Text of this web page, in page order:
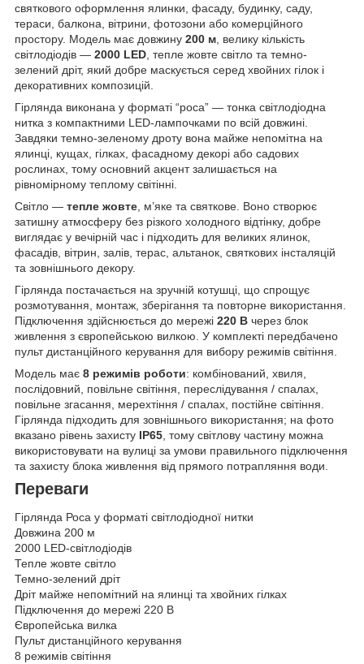
святкового оформлення ялинки, фасаду, будинку, саду,
тераси, балкона, вітрини, фотозони або комерційного
простору. Модель має довжину 200 м , велику кількість
світлодіодів — 2000 LED , тепле жовте світло та темно-
зелений дріт, який добре маскується серед хвойних гілок і
декоративних композицій.
Гірлянда виконана у форматі “роса” — тонка світлодіодна
нитка з компактними LED-лампочками по всій довжині.
Завдяки темно-зеленому дроту вона майже непомітна на
ялинці, кущах, гілках, фасадному декорі або садових
рослинах, тому основний акцент залишається на
рівномірному теплому світінні.
Світло — тепле жовте , м’яке та святкове. Воно створює
затишну атмосферу без різкого холодного відтінку, добре
виглядає у вечірній час і підходить для великих ялинок,
фасадів, вітрин, залів, терас, альтанок, святкових інсталяцій
та зовнішнього декору.
Гірлянда постачається на зручній котушці, що спрощує
розмотування, монтаж, зберігання та повторне використання.
Підключення здійснюється до мережі 220 В через блок
живлення з європейською вилкою. У комплекті передбачено
пульт дистанційного керування для вибору режимів світіння.
Модель має 8 режимів роботи: комбінований, хвиля,
послідовний, повільне світіння, переслідування / спалах,
повільне згасання, мерехтіння / спалах, постійне світіння.
Гірлянда підходить для зовнішнього використання; на фото
вказано рівень захисту IP65 , тому світлову частину можна
використовувати на вулиці за умови правильного підключення
та захисту блока живлення від прямого потрапляння води.
Переваги
Гірлянда Роса у форматі світлодіодної нитки
Довжина 200 м
2000 LED-світлодіодів
Тепле жовте світло
Темно-зелений дріт
Дріт майже непомітний на ялинці та хвойних гілках
Підключення до мережі 220 В
Європейська вилка
Пульт дистанційного керування
8 режимів світіння